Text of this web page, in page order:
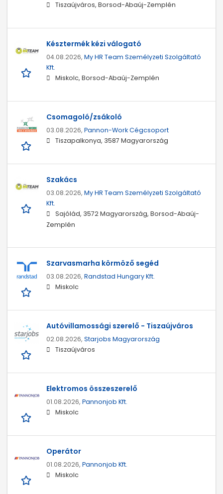
Tiszaújváros, Borsod-Abaúj-Zemplén
Késztermék kézi válogató
04.08.2026, My HR Team Személyzeti Szolgáltató
Kft.
Miskolc, Borsod-Abaúj-Zemplén
Csomagoló/zsákoló
03.08.2026, Pannon-Work Cégcsoport
Tiszapalkonya, 3587 Magyarország
Szakács
03.08.2026, My HR Team Személyzeti Szolgáltató
Kft.
Sajólád, 3572 Magyarország, Borsod-Abaúj-
Zemplén
Szarvasmarha körmöző segéd
03.08.2026, Randstad Hungary Kft.
Miskolc
Autóvillamossági szerelő - Tiszaújváros
02.08.2026, Starjobs Magyarország
Tiszaújváros
Elektromos összeszerelő
01.08.2026, Pannonjob Kft.
Miskolc
Operátor
01.08.2026, Pannonjob Kft.
Miskolc